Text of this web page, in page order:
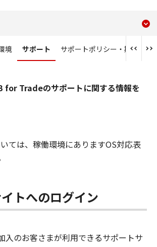
境 サポート サポートポリシー・期間
for Tradeのサポートに関する情報を
ては、稼働環境にありますOS対応表
トへのログイン
入のお客さまが利用できるサポートサ